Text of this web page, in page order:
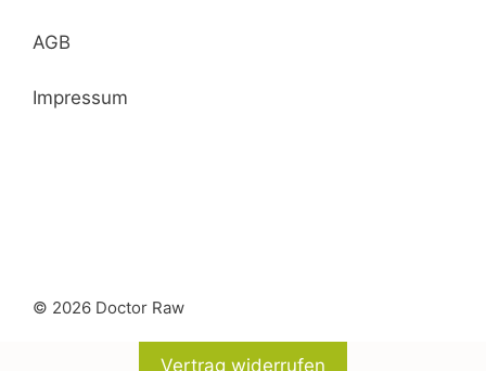
AGB
Impressum
© 2026 Doctor Raw
Vertrag widerrufen